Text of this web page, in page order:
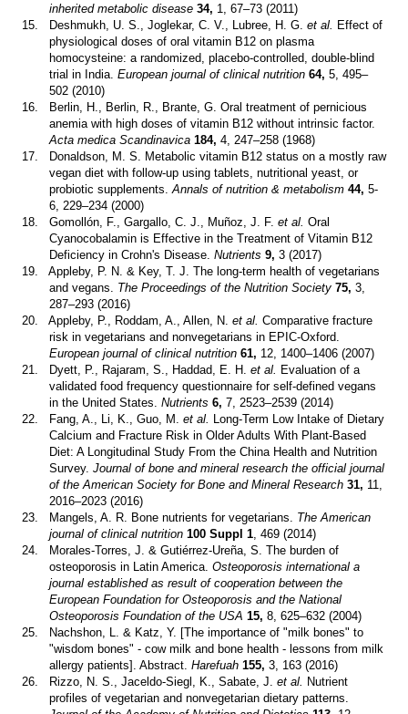
inherited metabolic disease 34, 1, 67–73 (2011)
15.
Deshmukh, U. S., Joglekar, C. V., Lubree, H. G. et al. Effect of
physiological doses of oral vitamin B12 on plasma
homocysteine: a randomized, placebo-controlled, double-blind
trial in India.European journal of clinical nutrition 64,5, 495–
502 (2010)
16.
Berlin, H., Berlin, R., Brante, G. Oral treatment of pernicious
anemia with high doses of vitamin B12 without intrinsic factor.
Acta medica Scandinavica 184,4, 247–258 (1968)
17.
Donaldson, M. S. Metabolic vitamin B12 status on a mostly raw
vegan diet with follow-up using tablets, nutritional yeast, or
probiotic supplements.Annals of nutrition & metabolism 44,5-
6, 229–234 (2000)
18.
Gomollón, F., Gargallo, C. J., Muñoz, J. F. et al. Oral
Cyanocobalamin is Effective in the Treatment of Vitamin B12
Deficiency in Crohn's Disease.Nutrients 9,3 (2017)
19.
Appleby, P. N. & Key, T. J. The long-term health of vegetarians
and vegans. The Proceedings of the Nutrition Society 75,3,
287–293 (2016)
20.
Appleby, P., Roddam, A., Allen, N. et al. Comparative fracture
risk in vegetarians and nonvegetarians in EPIC-Oxford.
European journal of clinical nutrition 61, 12, 1400–1406 (2007)
21.
Dyett, P., Rajaram, S., Haddad, E. H. et al. Evaluation of a
validated food frequency questionnaire for self-defined vegans
in the United States.Nutrients 6,7, 2523–2539 (2014)
22.
Fang, A., Li, K., Guo, M. et al. Long-Term Low Intake of Dietary
Calcium and Fracture Risk in Older Adults With Plant-Based
Diet: A Longitudinal Study From the China Health and Nutrition
Survey.Journal of bone and mineral research the official journal
of the American Society for Bone and Mineral Research 31, 11,
2016–2023 (2016)
23.
Mangels, A. R. Bone nutrients for vegetarians. The American
journal of clinical nutrition 100 Suppl 1 , 469 (2014)
24.
Morales-Torres, J. & Gutiérrez-Ureña, S. The burden of
osteoporosis in Latin America.Osteoporosis international a
journal established as result of cooperation between the
European Foundation for Osteoporosis and the National
Osteoporosis Foundation of the USA 15,8, 625–632 (2004)
25.
Nachshon, L. & Katz, Y. [The importance of "milk bones" to
"wisdom bones" - cow milk and bone health - lessons from milk
allergy patients]. Abstract.Harefuah 155,3, 163 (2016)
26.
Rizzo, N. S., Jaceldo-Siegl, K., Sabate, J. et al. Nutrient
profiles of vegetarian and nonvegetarian dietary patterns.